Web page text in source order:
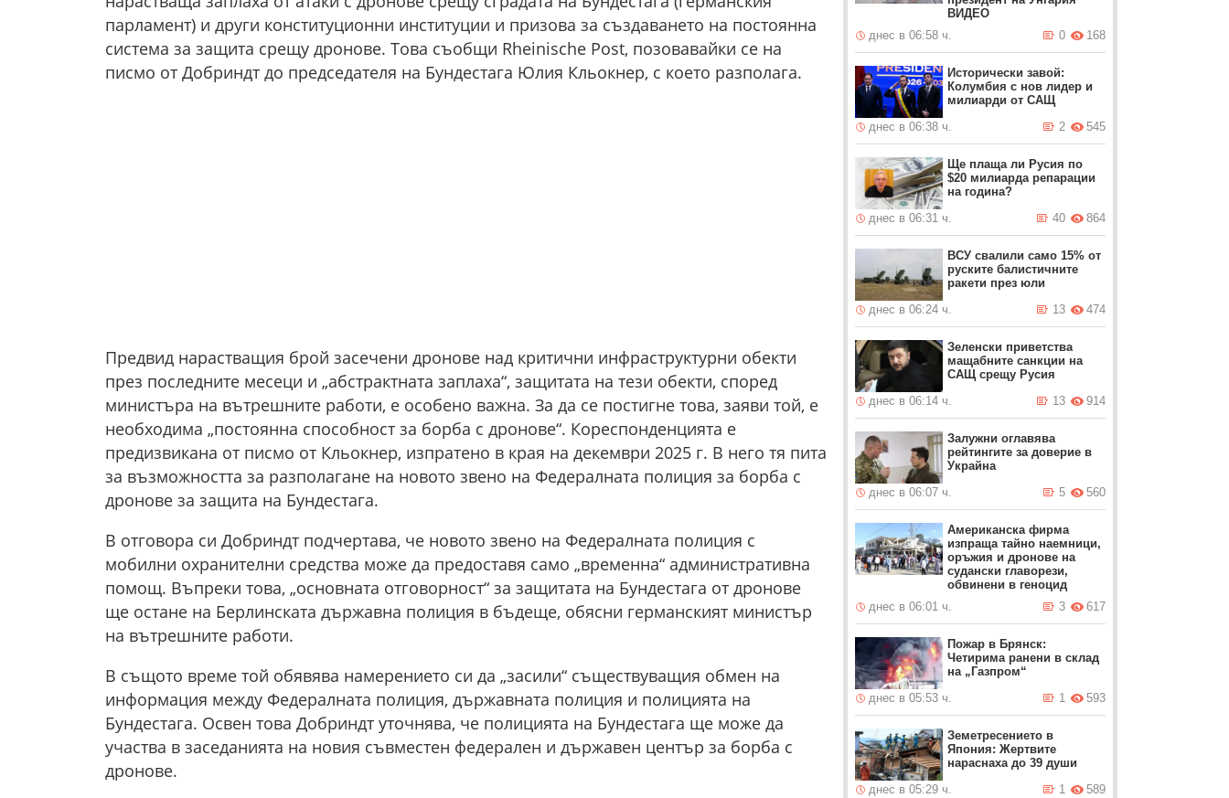
парламент) и други конституционни институции и призова за създаването на постоянна
система за защита срещу дронове. Това съобщи Rheinische Post, позовавайки се на
писмо от Добриндт до председателя на Бундестага Юлия Кльокнер, с което разполага.
Предвид нарастващия брой засечени дронове над критични инфраструктурни обекти
през последните месеци и „абстрактната заплаха“, защитата на тези обекти, според
министъра на вътрешните работи, е особено важна. За да се постигне това, заяви той, е
необходима „постоянна способност за борба с дронове“. Кореспонденцията е
предизвикана от писмо от Кльокнер, изпратено в края на декември 2025 г. В него тя пита
за възможността за разполагане на новото звено на Федералната полиция за борба с
дронове за защита на Бундестага.
В отговора си Добриндт подчертава, че новото звено на Федералната полиция с
мобилни охранителни средства може да предоставя само „временна“ административна
помощ. Въпреки това, „основната отговорност“ за защитата на Бундестага от дронове
ще остане на Берлинската държавна полиция в бъдеще, обясни германският министър
на вътрешните работи.
В същото време той обявява намерението си да „засили“ съществуващия обмен на
информация между Федералната полиция, държавната полиция и полицията на
Бундестага. Освен това Добриндт уточнява, че полицията на Бундестага ще може да
участва в заседанията на новия съвместен федерален и държавен център за борба с
дронове.
ВИДЕО
днес в 06:58 ч.
168
0
Исторически завой:
Колумбия с нов лидер и
милиарди от САЩ
днес в 06:38 ч.
545
2
Ще плаща ли Русия по
$20 милиарда репарации
на година?
днес в 06:31 ч.
864
40
ВСУ свалили само 15% от
руските балистичните
ракети през юли
днес в 06:24 ч.
474
13
Зеленски приветства
мащабните санкции на
САЩ срещу Русия
днес в 06:14 ч.
914
13
Залужни оглавява
рейтингите за доверие в
Украйна
днес в 06:07 ч.
560
5
Американска фирма
изпраща тайно наемници,
оръжия и дронове на
судански главорези,
обвинени в геноцид
днес в 06:01 ч.
617
3
Пожар в Брянск:
Четирима ранени в склад
на „Газпром“
днес в 05:53 ч.
593
1
Земетресението в
Япония: Жертвите
нараснаха до 39 души
днес в 05:29 ч.
589
1